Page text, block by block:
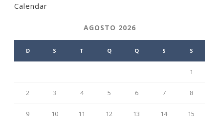
Calendar
AGOSTO 2026
D S T Q Q S S
1
2 3 4 5 6 7 8
9 10 11 12 13 14 15